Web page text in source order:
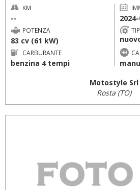
KM
--
POTENZA
83 cv (61 kW)
CARBURANTE
benzina 4 tempi
Motostyle Srl
Rosta (TO)